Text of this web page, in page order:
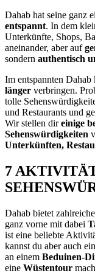
Dahab hat seine ganz
entspannt. In dem
Unterkünfte, Shops,
aneinander, aber auf
sondern authentisch
Im entspannten
länger verbringen.
tolle
und Restaurants und
Wir stellen direinige
Sehenswürdigkeiten
Unterkünften,
7
Dahab bietet zahlreiche
ganz vorne mit dabei
ist eine beliebte
kannst du aber auch
an einem Beduinen-
eine Wüstentour